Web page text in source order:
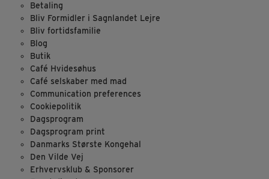
Betaling
Bliv Formidler i Sagnlandet Lejre
Bliv fortidsfamilie
Blog
Butik
Café Hvidesøhus
Café selskaber med mad
Communication preferences
Cookiepolitik
Dagsprogram
Dagsprogram print
Danmarks Største Kongehal
Den Vilde Vej
Erhvervsklub & Sponsorer